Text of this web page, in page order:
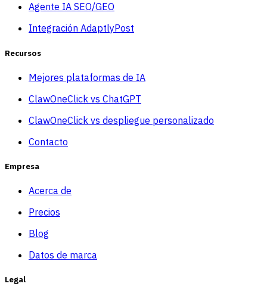
Agente IA SEO/GEO
Integración AdaptlyPost
Recursos
Mejores plataformas de IA
ClawOneClick vs ChatGPT
ClawOneClick vs despliegue personalizado
Contacto
Empresa
Acerca de
Precios
Blog
Datos de marca
Legal